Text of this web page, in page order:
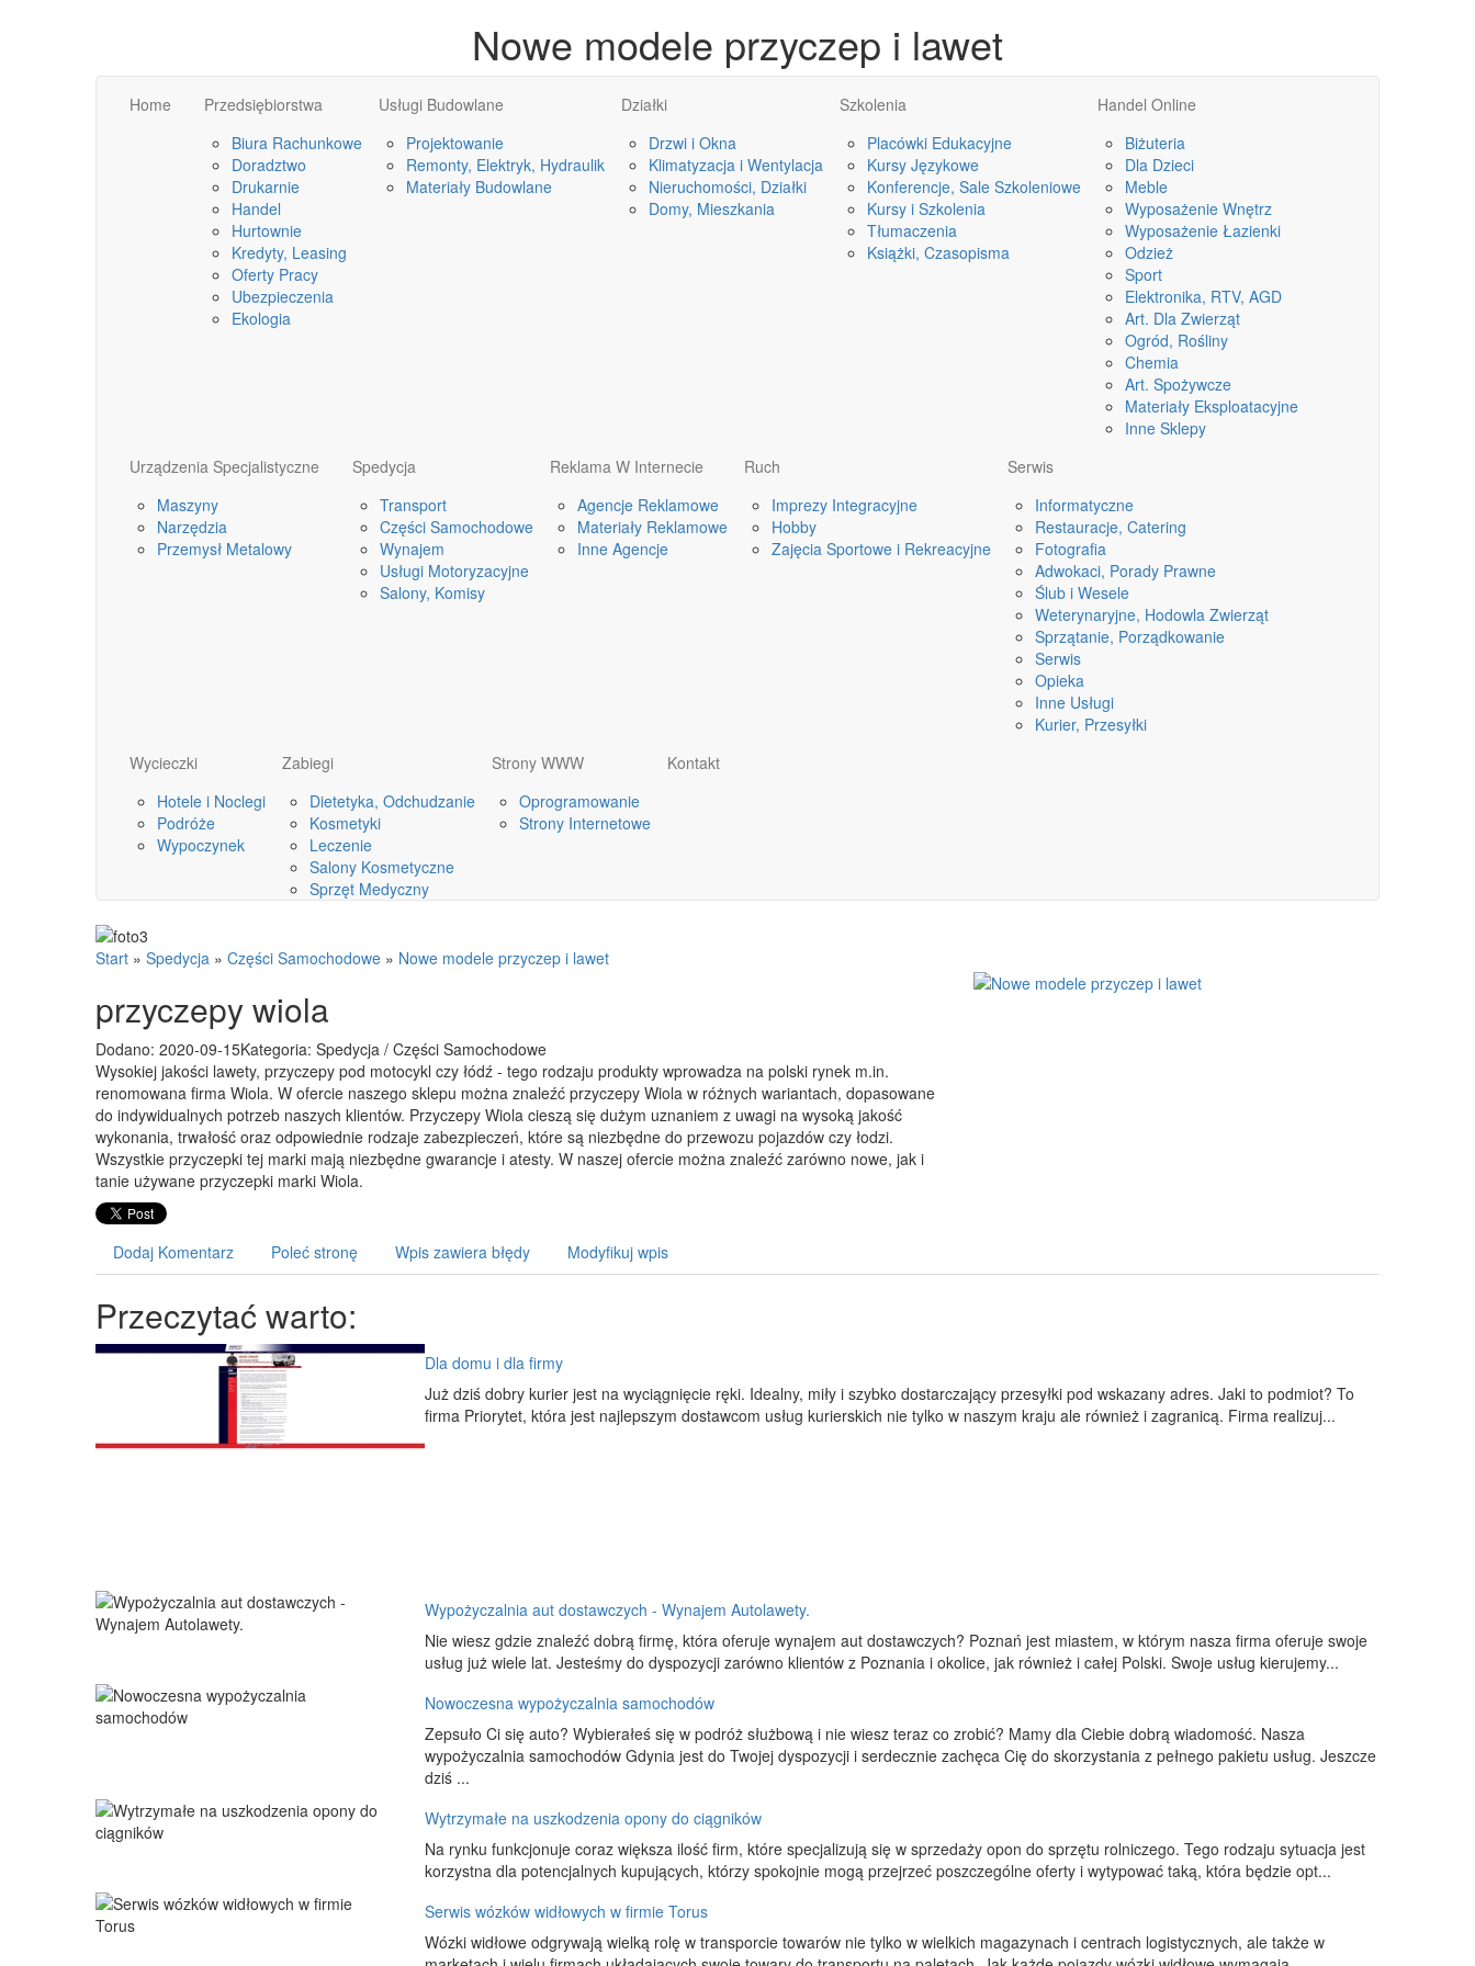
Nowe modele przyczep i lawet
Home
Przedsiębiorstwa
Biura Rachunkowe
Doradztwo
Drukarnie
Handel
Hurtownie
Kredyty, Leasing
Oferty Pracy
Ubezpieczenia
Ekologia
Usługi Budowlane
Projektowanie
Remonty, Elektryk, Hydraulik
Materiały Budowlane
Działki
Drzwi i Okna
Klimatyzacja i Wentylacja
Nieruchomości, Działki
Domy, Mieszkania
Szkolenia
Placówki Edukacyjne
Kursy Językowe
Konferencje, Sale Szkoleniowe
Kursy i Szkolenia
Tłumaczenia
Książki, Czasopisma
Handel Online
Biżuteria
Dla Dzieci
Meble
Wyposażenie Wnętrz
Wyposażenie Łazienki
Odzież
Sport
Elektronika, RTV, AGD
Art. Dla Zwierząt
Ogród, Rośliny
Chemia
Art. Spożywcze
Materiały Eksploatacyjne
Inne Sklepy
Urządzenia Specjalistyczne
Maszyny
Narzędzia
Przemysł Metalowy
Spedycja
Transport
Części Samochodowe
Wynajem
Usługi Motoryzacyjne
Salony, Komisy
Reklama W Internecie
Agencje Reklamowe
Materiały Reklamowe
Inne Agencje
Ruch
Imprezy Integracyjne
Hobby
Zajęcia Sportowe i Rekreacyjne
Serwis
Informatyczne
Restauracje, Catering
Fotografia
Adwokaci, Porady Prawne
Ślub i Wesele
Weterynaryjne, Hodowla Zwierząt
Sprzątanie, Porządkowanie
Serwis
Opieka
Inne Usługi
Kurier, Przesyłki
Wycieczki
Hotele i Noclegi
Podróże
Wypoczynek
Zabiegi
Dietetyka, Odchudzanie
Kosmetyki
Leczenie
Salony Kosmetyczne
Sprzęt Medyczny
Strony WWW
Oprogramowanie
Strony Internetowe
Kontakt
Start » Spedycja » Części Samochodowe » Nowe modele przyczep i lawet
przyczepy wiola
Dodano: 2020-09-15Kategoria: Spedycja / Części Samochodowe
Wysokiej jakości lawety, przyczepy pod motocykl czy łódź - tego rodzaju produkty wprowadza na polski rynek m.in.
renomowana firma Wiola. W ofercie naszego sklepu można znaleźć przyczepy Wiola w różnych wariantach, dopasowane
do indywidualnych potrzeb naszych klientów. Przyczepy Wiola cieszą się dużym uznaniem z uwagi na wysoką jakość
wykonania, trwałość oraz odpowiednie rodzaje zabezpieczeń, które są niezbędne do przewozu pojazdów czy łodzi.
Wszystkie przyczepki tej marki mają niezbędne gwarancje i atesty. W naszej ofercie można znaleźć zarówno nowe, jak i
tanie używane przyczepki marki Wiola.
Dodaj Komentarz Poleć stronę Wpis zawiera błędy Modyfikuj wpis
Przeczytać warto:
Dla domu i dla firmy
Już dziś dobry kurier jest na wyciągnięcie ręki. Idealny, miły i szybko dostarczający przesyłki pod wskazany adres. Jaki to podmiot? To
firma Priorytet, która jest najlepszym dostawcom usług kurierskich nie tylko w naszym kraju ale również i zagranicą. Firma realizuj...
Wypożyczalnia aut dostawczych - Wynajem Autolawety.
Nie wiesz gdzie znaleźć dobrą firmę, która oferuje wynajem aut dostawczych? Poznań jest miastem, w którym nasza firma oferuje swoje
usług już wiele lat. Jesteśmy do dyspozycji zarówno klientów z Poznania i okolice, jak również i całej Polski. Swoje usług kierujemy...
Nowoczesna wypożyczalnia samochodów
Zepsuło Ci się auto? Wybierałeś się w podróż służbową i nie wiesz teraz co zrobić? Mamy dla Ciebie dobrą wiadomość. Nasza
wypożyczalnia samochodów Gdynia jest do Twojej dyspozycji i serdecznie zachęca Cię do skorzystania z pełnego pakietu usług. Jeszcze
dziś ...
Wytrzymałe na uszkodzenia opony do ciągników
Na rynku funkcjonuje coraz większa ilość firm, które specjalizują się w sprzedaży opon do sprzętu rolniczego. Tego rodzaju sytuacja jest
korzystna dla potencjalnych kupujących, którzy spokojnie mogą przejrzeć poszczególne oferty i wytypować taką, która będzie opt...
Serwis wózków widłowych w firmie Torus
Wózki widłowe odgrywają wielką rolę w transporcie towarów nie tylko w wielkich magazynach i centrach logistycznych, ale także w